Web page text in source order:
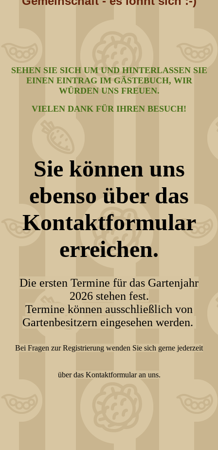
SEHEN SIE SICH UM UND HINTERLASSEN SIE
EINEN EINTRAG IM GÄSTEBUCH, WIR
WÜRDEN UNS FREUEN.
VIELEN DANK FÜR IHREN BESUCH!
Sie können uns
ebenso über das
Kontaktformular
erreichen.
Die ersten Termine für das Gartenjahr
2026 stehen fest.
Termine können ausschließlich von
Gartenbesitzern eingesehen werden.
Bei Fragen zur Registrierung wenden Sie sich gerne jederzeit
über das Kontaktformular an uns.